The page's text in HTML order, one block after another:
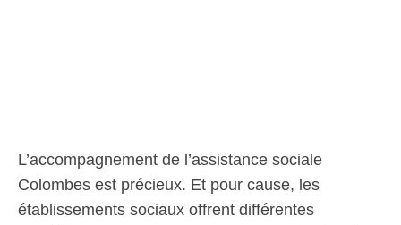
L’accompagnement de l’assistance sociale
Colombes est précieux. Et pour cause, les
établissements sociaux offrent différentes